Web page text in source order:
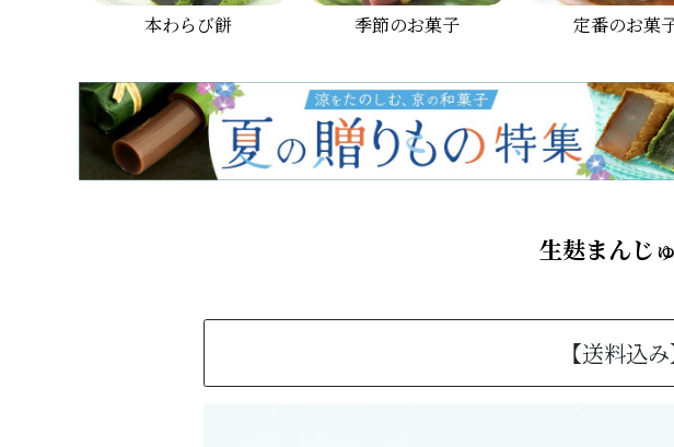
本わらび餅 季節のお菓子 定番のお菓
生麸まんじ
【送料込